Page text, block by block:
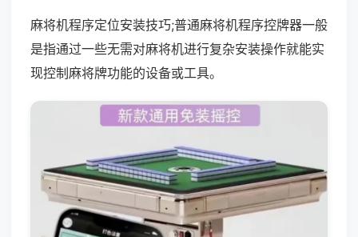
麻将机程序定位安装技巧;普通麻将机程序控牌器一般
是指通过一些无需对麻将机进行复杂安装操作就能实
现控制麻将牌功能的设备或工具。